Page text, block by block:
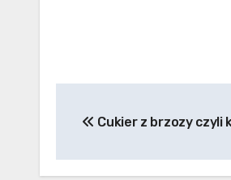
wpisuCukier z brzozy czyli